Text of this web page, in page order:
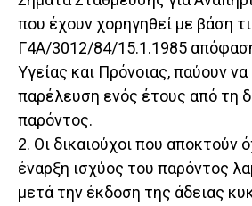
που έχουν χορηγηθεί με βάση
Γ4Α/3012/84/15.1.1985
Υγείας και Πρόνοιας, παύουν
παρέλευση ενός έτους από τη
παρόντος.
2. Οι δικαιούχοι που αποκτούν
έναρξη ισχύος του παρόντος
μετά την έκδοση της άδειας